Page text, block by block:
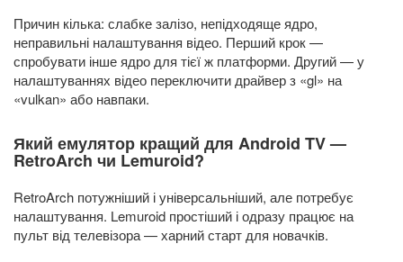
Причин кілька: слабке залізо, непідходяще ядро,
неправильні налаштування відео. Перший крок —
спробувати інше ядро для тієї ж платформи. Другий — у
налаштуваннях відео переключити драйвер з «gl» на
«vulkan» або навпаки.
Який емулятор кращий для Android TV —
RetroArch чи Lemuroid?
RetroArch потужніший і універсальніший, але потребує
налаштування. Lemuroid простіший і одразу працює на
пульт від телевізора — харний старт для новачків.